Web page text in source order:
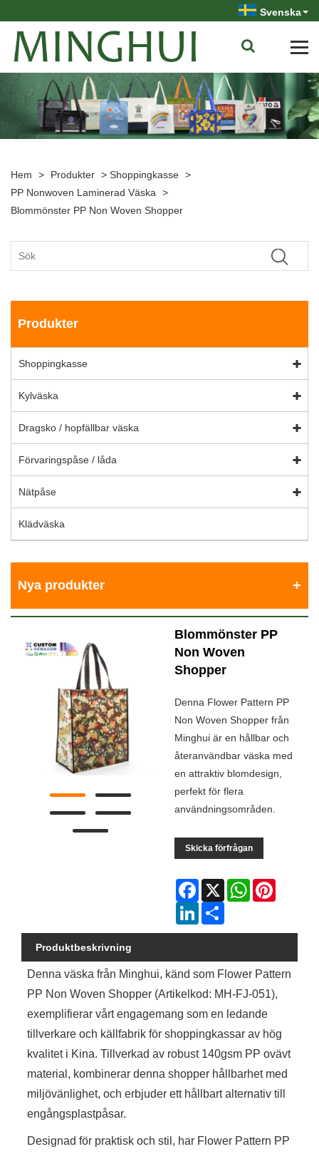
Svenska
Hem > Produkter > Shoppingkasse >
PP Nonwoven Laminerad Väska >
Blommönster PP Non Woven Shopper
Produkter
Shoppingkasse
Kylväska
Dragsko / hopfällbar väska
Förvaringspåse / låda
Nätpåse
Klädväska
Nya produkter
Blommönster PP
Non Woven
Shopper
Denna Flower Pattern PP
Non Woven Shopper från
Minghui är en hållbar och
återanvändbar väska med
en attraktiv blomdesign,
perfekt för flera
användningsområden.
Skicka förfrågan
Facebook
X WhatsApp
LinkedIn
Produktbeskrivning
Denna väska från Minghui, känd som Flower Pattern
PP Non Woven Shopper (Artikelkod: MH-FJ-051),
exemplifierar vårt engagemang som en ledande
tillverkare och källfabrik för shoppingkassar av hög
kvalitet i Kina. Tillverkad av robust 140gsm PP ovävt
material, kombinerar denna shopper hållbarhet med
miljövänlighet, och erbjuder ett hållbart alternativ till
engångsplastpåsar.
Designad för praktisk och stil, har Flower Pattern PP